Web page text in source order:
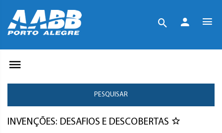
PESQUISAR
INVENÇÕES: DESAFIOS E DESCOBERTAS